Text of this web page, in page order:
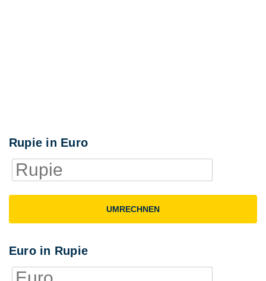
Rupie in Euro
UMRECHNEN
Euro in Rupie